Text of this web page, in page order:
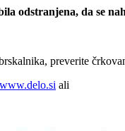
odstranjena, da se
preverite
www.delo.si ali